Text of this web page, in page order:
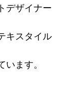
デザイナー
キスタイル
ます。